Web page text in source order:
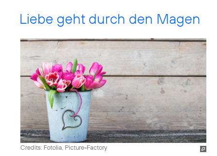
Liebe geht durch den Magen
Credits: Fotolia, Picture-Factory